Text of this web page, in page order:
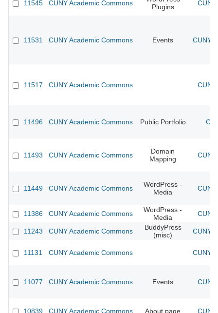
11545 CUNY Academic Commons
Plugins
11531 CUNY Academic Commons Events CUNY
11517 CUNY Academic Commons
11496 CUNY Academic Commons Public Portfolio
11493 CUNY Academic Commons
Domain
Mapping
11449 CUNY Academic Commons
WordPress -
Media
11386 CUNY Academic Commons
WordPress -
Media
11243 CUNY Academic Commons
BuddyPress
(misc)
CUNY
11131 CUNY Academic Commons CUNY
11077 CUNY Academic Commons Events
10839 CUNY Academic Commons About page